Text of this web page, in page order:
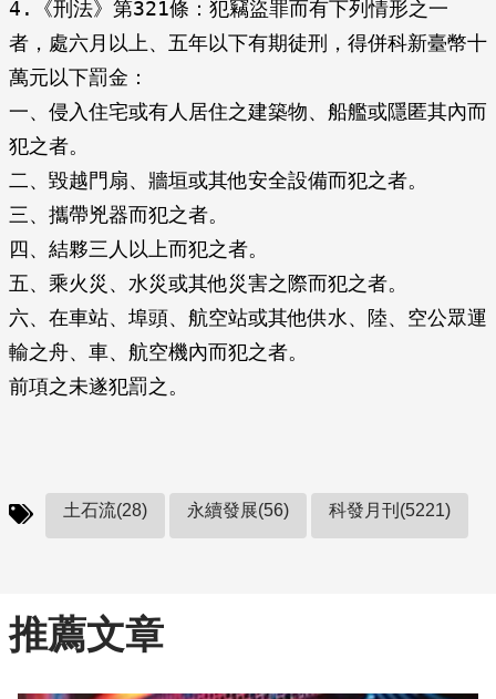
4.《刑法》第321條：犯竊盜罪而有下列情形之一
者，處六月以上、五年以下有期徒刑，得併科新臺幣十
萬元以下罰金：
一、侵入住宅或有人居住之建築物、船艦或隱匿其內而
犯之者。
二、毀越門扇、牆垣或其他安全設備而犯之者。
三、攜帶兇器而犯之者。
四、結夥三人以上而犯之者。
五、乘火災、水災或其他災害之際而犯之者。
六、在車站、埠頭、航空站或其他供水、陸、空公眾運
輸之舟、車、航空機內而犯之者。
前項之未遂犯罰之。
土石流(28) 永續發展(56) 科發月刊(5221)
推薦文章